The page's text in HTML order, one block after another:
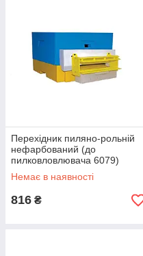
Перехідник пиляно-рольній
нефарбований (до
пилковловлювача 6079)
Немає в наявності
816 ₴